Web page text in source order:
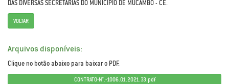
DAS DIVERSAS SECRETARIAS DO MUNICÍPIO DE MUCAMBO - CE.
VOLTAR
Arquivos disponíveis:
Clique no botão abaixo para baixar o PDF.
CONTRATO-N°.-1006.01.2021.33.pdf